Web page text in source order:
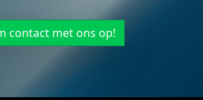
contact met ons op!